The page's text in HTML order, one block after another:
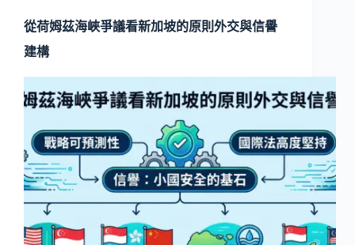
從荷姆茲海峽爭議看新加坡的原則外交與信譽
建構